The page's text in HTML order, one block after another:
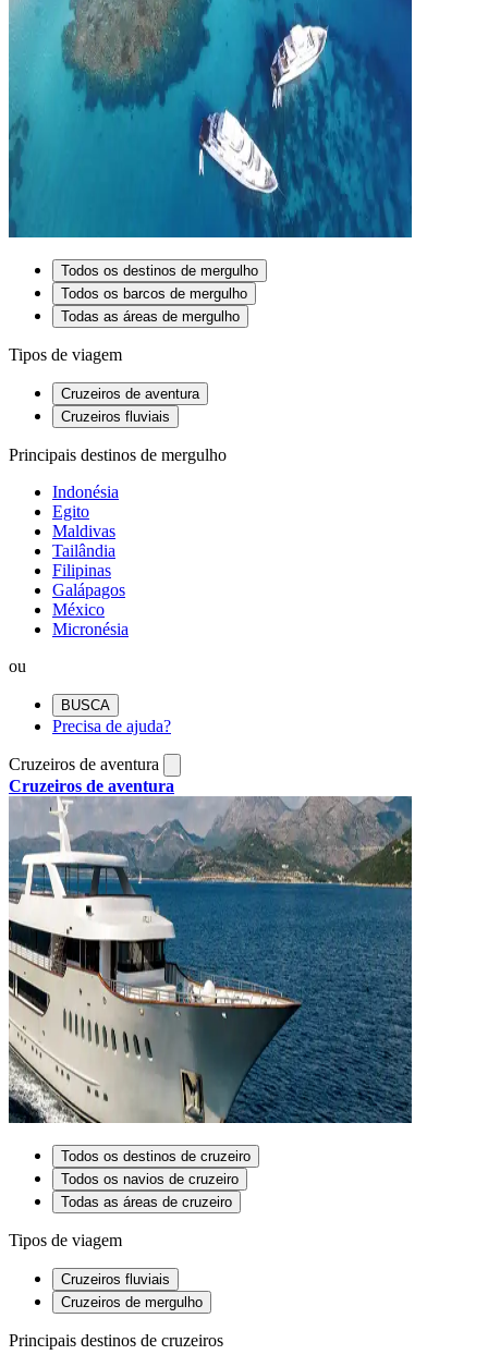
Todos os destinos de mergulho
Todos os barcos de mergulho
Todas as áreas de mergulho
Tipos de viagem
Cruzeiros de aventura
Cruzeiros fluviais
Principais destinos de mergulho
Indonésia
Egito
Maldivas
Tailândia
Filipinas
Galápagos
México
Micronésia
ou
BUSCA
Precisa de ajuda?
Cruzeiros de aventura
Cruzeiros de aventura
Todos os destinos de cruzeiro
Todos os navios de cruzeiro
Todas as áreas de cruzeiro
Tipos de viagem
Cruzeiros fluviais
Cruzeiros de mergulho
Principais destinos de cruzeiros